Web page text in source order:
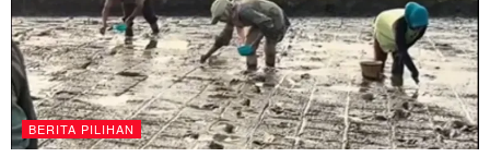
BERITA PILIHAN